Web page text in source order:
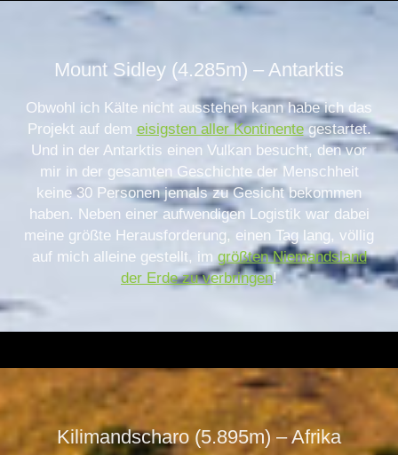
Mount Sidley (4.285m) – Antarktis
Obwohl ich Kälte nicht ausstehen kann habe ich das
Projekt auf dem eisigsten aller Kontinentegestartet.
Und in der Antarktis einen Vulkan besucht, den vor
mir in der gesamten Geschichte der Menschheit
keine 30 Personen jemals zu Gesicht bekommen
haben. Neben einer aufwendigen Logistik war dabei
meine größte Herausforderung, einen Tag lang, völlig
auf mich alleine gestellt, im größten Niemandsland
der Erde zu verbringen!
Kilimandscharo (5.895m) – Afrika